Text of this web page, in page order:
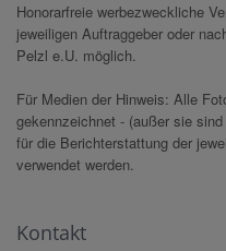
Honorarfreie werbezweckliche
jeweiligen Auftraggeber oder
Pelzl e.U. möglich.
Für Medien der Hinweis: Alle
gekennzeichnet - (außer sie
für die Berichterstattung der
verwendet werden.
Kontakt